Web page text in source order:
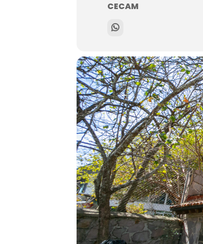
CECAM